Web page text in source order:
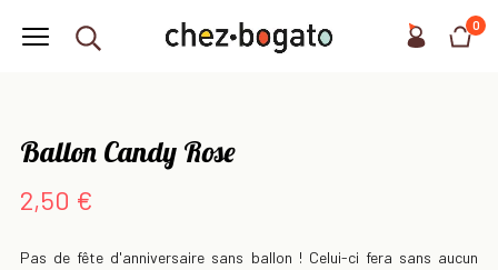
0
Ballon Candy Rose
2,50 €
Pas de fête d'anniversaire sans ballon ! Celui-ci fera sans aucun